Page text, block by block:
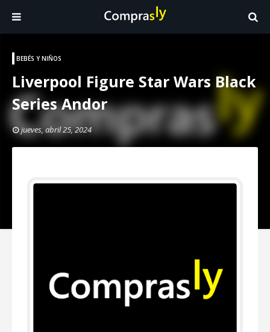
BEBÉS Y NIÑOS
Liverpool Figure Star Wars Black
Series Andor
jueves, abril 25, 2024